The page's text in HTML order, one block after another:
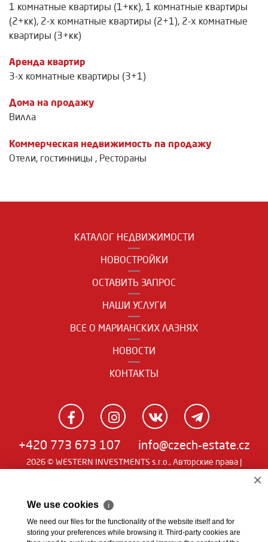
1 комнатные квартиры (1+кк), 1 комнатные квартиры
(2+кк), 2-х комнатные квартиры (2+1), 2-х комнатные
квартиры (3+кк)
Аренда квартир
3-х комнатные квартиры (3+1)
Дома на продажу
Вилла
Коммерческая недвижимость na продажу
Отели, гостинницы , Рестораны
КАТАЛОГ НЕДВИЖИМОСТИ
НОВОСТРОЙКИ
ОСТАВИТЬ ЗАПРОС
НАШИ УСЛУГИ
ВСЕ О МАРИАНСКИХ ЛАЗНЯХ
НОВОСТИ
КОНТАКТЫ
+420 773 673 107 info@czech-estate.cz
2026 © WESTERN INVESTMENTS s.r.o., Авторские права |
×
We use cookies ℹ
We need our files for the functionality of the website itself and for
storing your preferences while browsing it. Third-party cookies are